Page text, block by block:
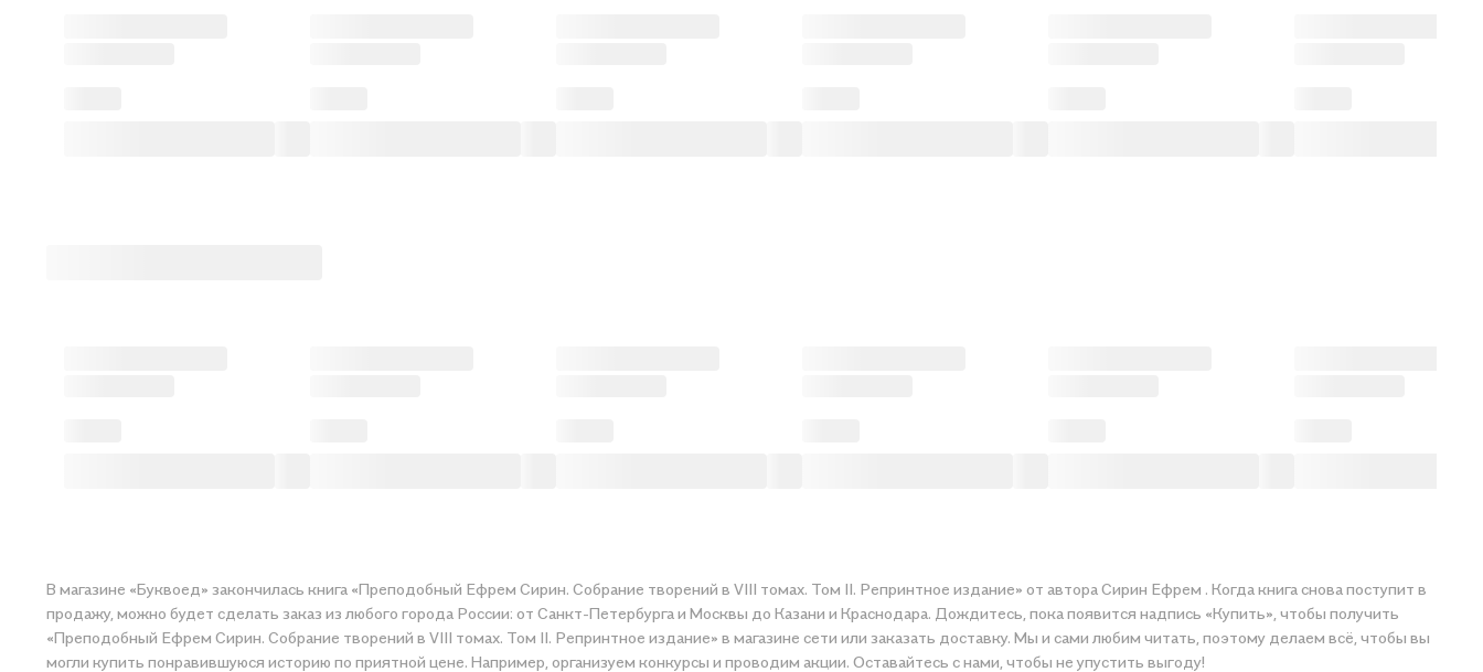
В магазине «Буквоед» закончилась книга «Преподобный Ефрем Сирин. Собрание творений в VIII томах. Том II. Репринтное издание» от автора Сирин Ефрем . Когда книга снова поступит в
продажу, можно будет сделать заказ из любого города России: от Санкт-Петербурга и Москвы до Казани и Краснодара. Дождитесь, пока появится надпись «Купить», чтобы получить
«Преподобный Ефрем Сирин. Собрание творений в VIII томах. Том II. Репринтное издание» в магазине сети или заказать доставку. Мы и сами любим читать, поэтому делаем всё, чтобы вы
могли купить понравившуюся историю по приятной цене. Например, организуем конкурсы и проводим акции. Оставайтесь с нами, чтобы не упустить выгоду!